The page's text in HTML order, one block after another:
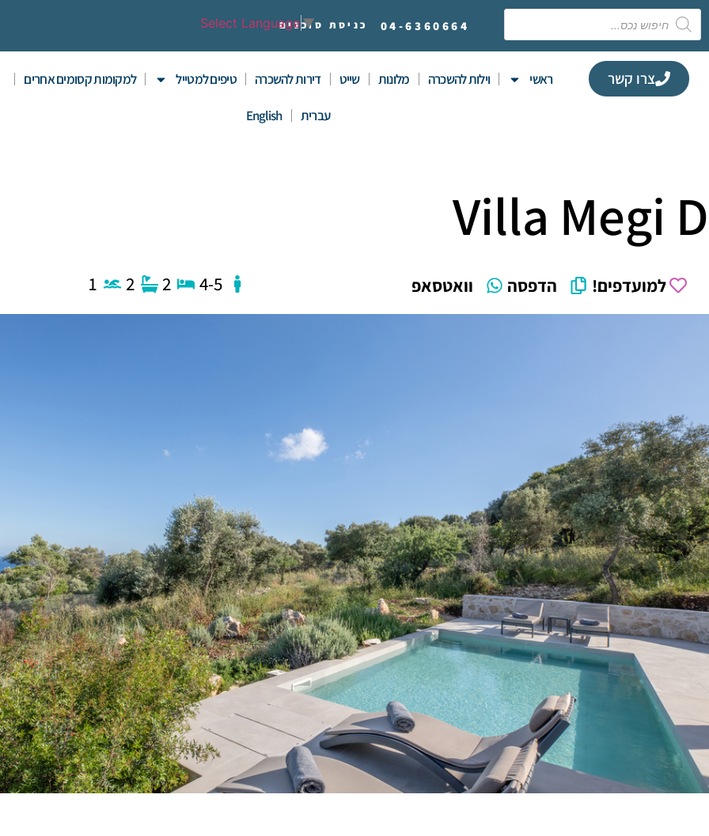
04-6360664 כניסת סוכניםSelect Language▼
צרו קשר ראשי וילות להשכרה מלונות שייט דירות להשכרה טיפים למטייל למקומות קסומים אחרים
עברית English
Villa Megi D
למועדפים! הדפסה וואטסאפ 4-5
2
2
1